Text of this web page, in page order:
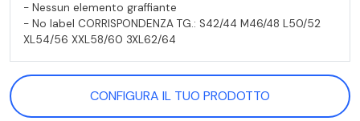
- Nessun elemento graffiante
- No label CORRISPONDENZA TG.: S42/44 M46/48 L50/52
XL54/56 XXL58/60 3XL62/64
CONFIGURA IL TUO PRODOTTO